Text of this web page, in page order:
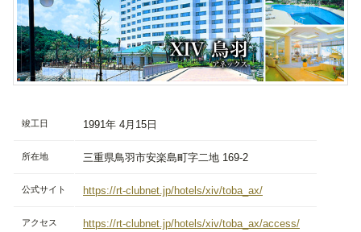
竣工日 1991年 4月15日
所在地 三重県鳥羽市安楽島町字二地 169-2
公式サイト https://rt-clubnet.jp/hotels/xiv/toba_ax/
アクセス https://rt-clubnet.jp/hotels/xiv/toba_ax/access/